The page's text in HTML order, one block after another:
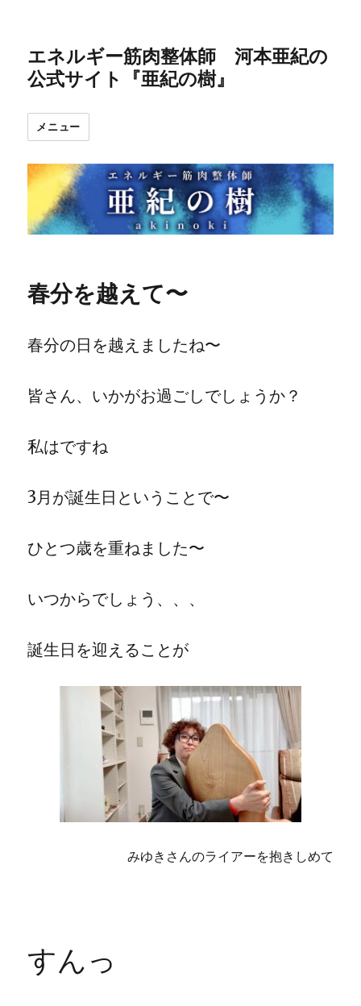
エネルギー筋肉整体師 河本亜紀の
公式サイト『亜紀の樹』
メニュー
春分を越えて〜
春分の日を越えましたね〜
皆さん、いかがお過ごしでしょうか？
私はですね
3月が誕生日ということで〜
ひとつ歳を重ねました〜
いつからでしょう、、、
誕生日を迎えることが
みゆきさんのライアーを抱きしめて
すんっ